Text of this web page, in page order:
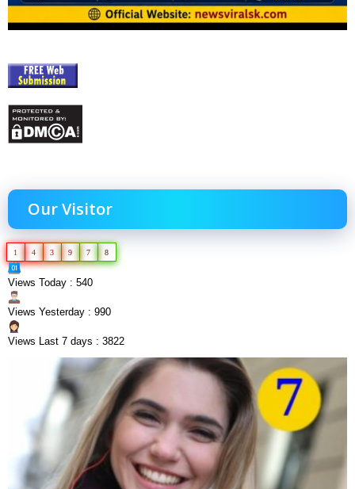
Our Visitor
1 4 3 9 7 8
Views Today : 540
Views Yesterday : 990
Views Last 7 days : 3822